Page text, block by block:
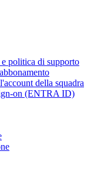
politica di supporto
della squadra
on (ENTRA ID)